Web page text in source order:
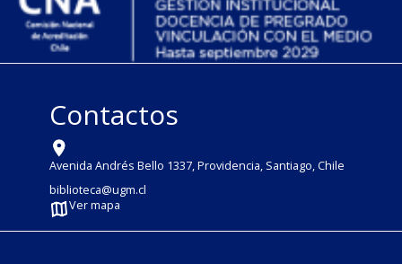
Contactos
Avenida Andrés Bello 1337, Providencia, Santiago, Chile
biblioteca@ugm.cl
Ver mapa